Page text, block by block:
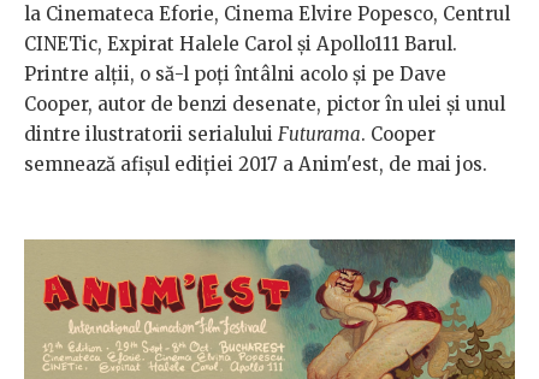
la Cinemateca Eforie, Cinema Elvire Popesco, Centrul
CINETic, Expirat Halele Carol și Apollo111 Barul.
Printre alții, o să-l poți întâlni acolo și pe Dave
Cooper, autor de benzi desenate, pictor în ulei și unul
dintre ilustratorii serialului Futurama. Cooper
semnează afișul ediției 2017 a Anim'est, de mai jos.